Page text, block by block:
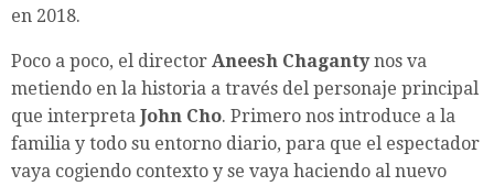
en 2018.
Poco a poco, el director ​ Aneesh Chaganty​ nos va
metiendo en la historia a través del personaje principal
que interpreta John Cho​. Primero nos introduce a la
familia y todo su entorno diario, para que el espectador
vaya cogiendo contexto y se vaya haciendo al nuevo